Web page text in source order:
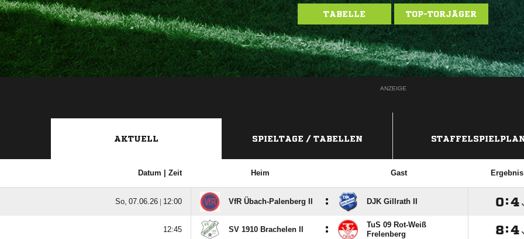
TABELLE TOP-TORJÄGER
ANZEIGE
AKTUELL SPIELTAGE / TABELLEN
Datum | Zeit Heim Gast Ergebnis
  |  VfR Übach-Palenberg II : DJK Gillrath II :
 SV 1910 Brachelen II :
TuS 09 Rot-Weiß
Frelenberg
: